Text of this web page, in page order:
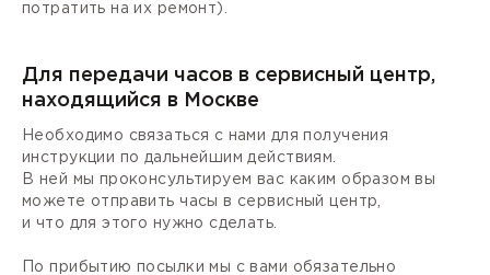
потратить на их ремонт).
Для передачи часов в сервисный центр,
находящийся в Москве
Необходимо связаться с нами для получения
инструкции по дальнейшим действиям.
В ней мы проконсультируем вас каким образом вы
можете отправить часы в сервисный центр,
и что для этого нужно сделать.
По прибытию посылки мы с вами обязательно